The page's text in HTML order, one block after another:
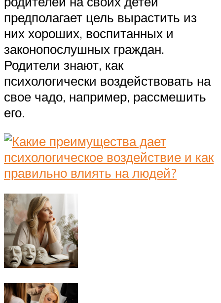
предполагает цель вырастить из
них хороших, воспитанных и
законопослушных граждан.
Родители знают, как
психологически воздействовать на
свое чадо, например, рассмешить
его.